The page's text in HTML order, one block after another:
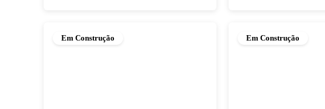
Em Construção Em Construção